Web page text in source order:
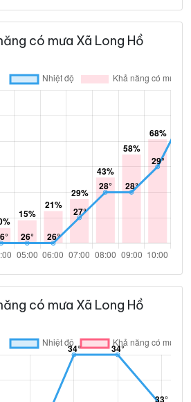
có mưa Xã Long Hồ
có mưa Xã Long Hồ